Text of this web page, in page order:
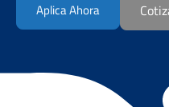
Aplica Ahora